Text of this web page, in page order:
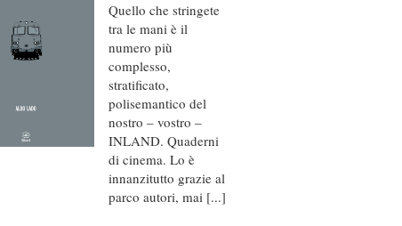
Quello che stringete
tra le mani è il
numero più
complesso,
stratificato,
polisemantico del
nostro – vostro –
INLAND. Quaderni
di cinema. Lo è
innanzitutto grazie al
parco autori, mai [...]